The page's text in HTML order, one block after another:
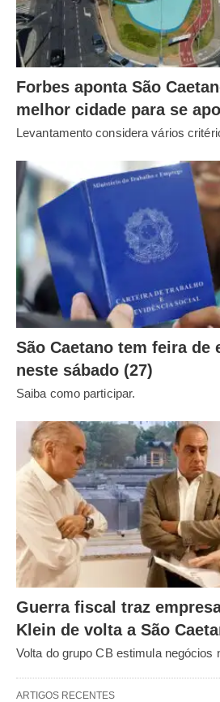
Forbes aponta São
melhor cidade para se
Levantamento considera vários
São Caetano tem feira de
neste sábado (27)
Saiba como participar.
Guerra fiscal traz
Klein de volta a São
Volta do grupo CB estimula negócios
ARTIGOS RECENTES